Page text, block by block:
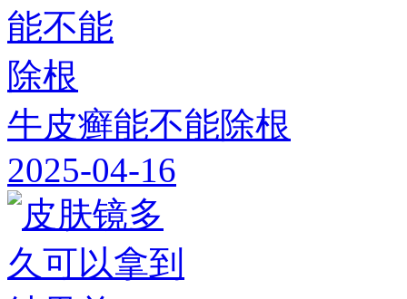
牛皮癣能不能除根
2025-04-16